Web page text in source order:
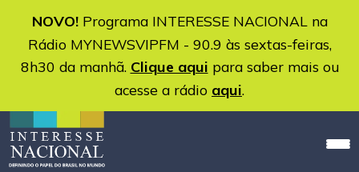
NOVO!Programa INTERESSE NACIONAL na
Rádio MYNEWSVIPFM - 90.9 às sextas-feiras,
8h30 da manhã. Clique aqui para saber mais ou
acesse a rádio aqui.